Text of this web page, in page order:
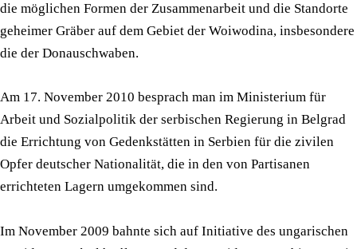
die möglichen Formen der Zusammenarbeit und die Standorte
geheimer Gräber auf dem Gebiet der Woiwodina, insbesondere
die der Donauschwaben.
Am 17. November 2010 besprach man im Ministerium für
Arbeit und Sozialpolitik der serbischen Regierung in Belgrad
die Errichtung von Gedenkstätten in Serbien für die zivilen
Opfer deutscher Nationalität, die in den von Partisanen
errichteten Lagern umgekommen sind.
Im November 2009 bahnte sich auf Initiative des ungarischen